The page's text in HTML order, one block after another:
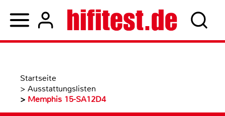
Startseite
> Ausstattungslisten
> Memphis 15-SA12D4